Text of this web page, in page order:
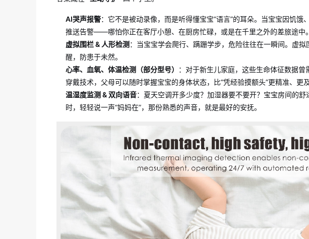
AI哭声报警：它不是被动录像，而是听得懂宝宝“语言”的耳朵。当宝宝因饥
推送告警——哪怕你正在客厅小憩、在厨房忙碌，或是在千里之外的差旅途中。
虚拟围栏 & 人形检测 ：当宝宝学会爬行、蹒跚学步，危险往往在一瞬间。虚
醒，防患于未然。
心率、血氧、体温检测（部分型号）
：对于新生儿家庭，这些生命体征数据
穿戴技术，父母可以随时掌握宝宝的身体状态，比“凭经验摸额头”更精准、更及
温湿度监测 & 双向语音：夏天空调开多少度？加湿器要不要开？宝宝房间的
时，轻轻说一声“妈妈在”，那份熟悉的声音，就是最好的安抚。